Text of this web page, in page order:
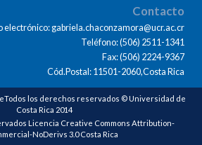
Contacto
electrónico: gabriela.chaconzamora@ucr.ac.cr
Teléfono: (506) 2511-1341
Fax: (506) 2224-9367
Cód.Postal: 11501-2060,Costa Rica
los derechos reservados © Universidad de
Costa Rica 2014
Licencia Creative Commons Attribution-
NoDerivs 3.0 Costa Rica